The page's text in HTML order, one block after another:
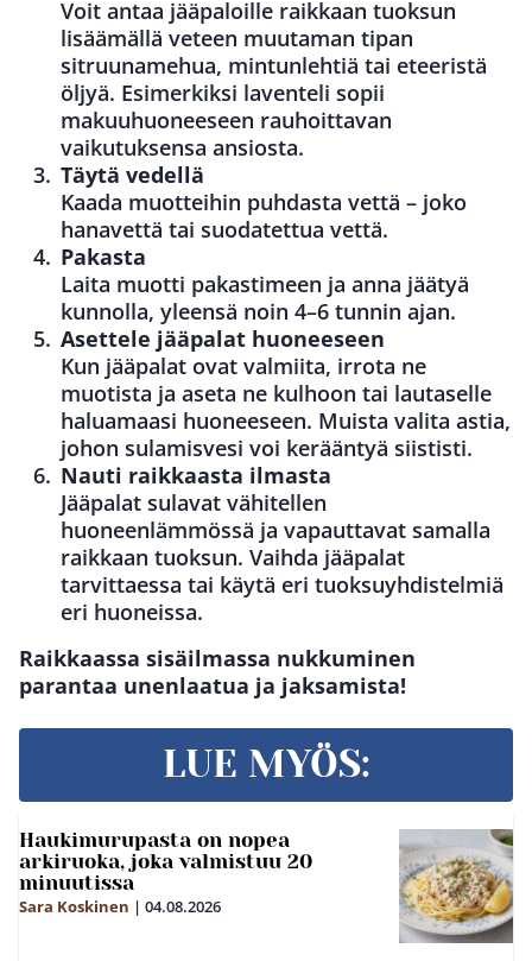
Voit antaa jääpaloille raikkaan tuoksun
lisäämällä veteen muutaman tipan
sitruunamehua, mintunlehtiä tai eteeristä
öljyä. Esimerkiksi laventeli sopii
makuuhuoneeseen rauhoittavan
vaikutuksensa ansiosta.
Täytä vedellä
Kaada muotteihin puhdasta vettä – joko
hanavettä tai suodatettua vettä.
Pakasta
Laita muotti pakastimeen ja anna jäätyä
kunnolla, yleensä noin 4–6 tunnin ajan.
Asettele jääpalat huoneeseen
Kun jääpalat ovat valmiita, irrota ne
muotista ja aseta ne kulhoon tai lautaselle
haluamaasi huoneeseen. Muista valita astia,
johon sulamisvesi voi kerääntyä siististi.
Nauti raikkaasta ilmasta
Jääpalat sulavat vähitellen
huoneenlämmössä ja vapauttavat samalla
raikkaan tuoksun. Vaihda jääpalat
tarvittaessa tai käytä eri tuoksuyhdistelmiä
eri huoneissa.
Raikkaassa sisäilmassa nukkuminen
parantaa unenlaatua ja jaksamista!
LUE MYÖS:
Haukimurupasta on nopea
arkiruoka, joka valmistuu 20
minuutissa
Sara Koskinen | 04.08.2026